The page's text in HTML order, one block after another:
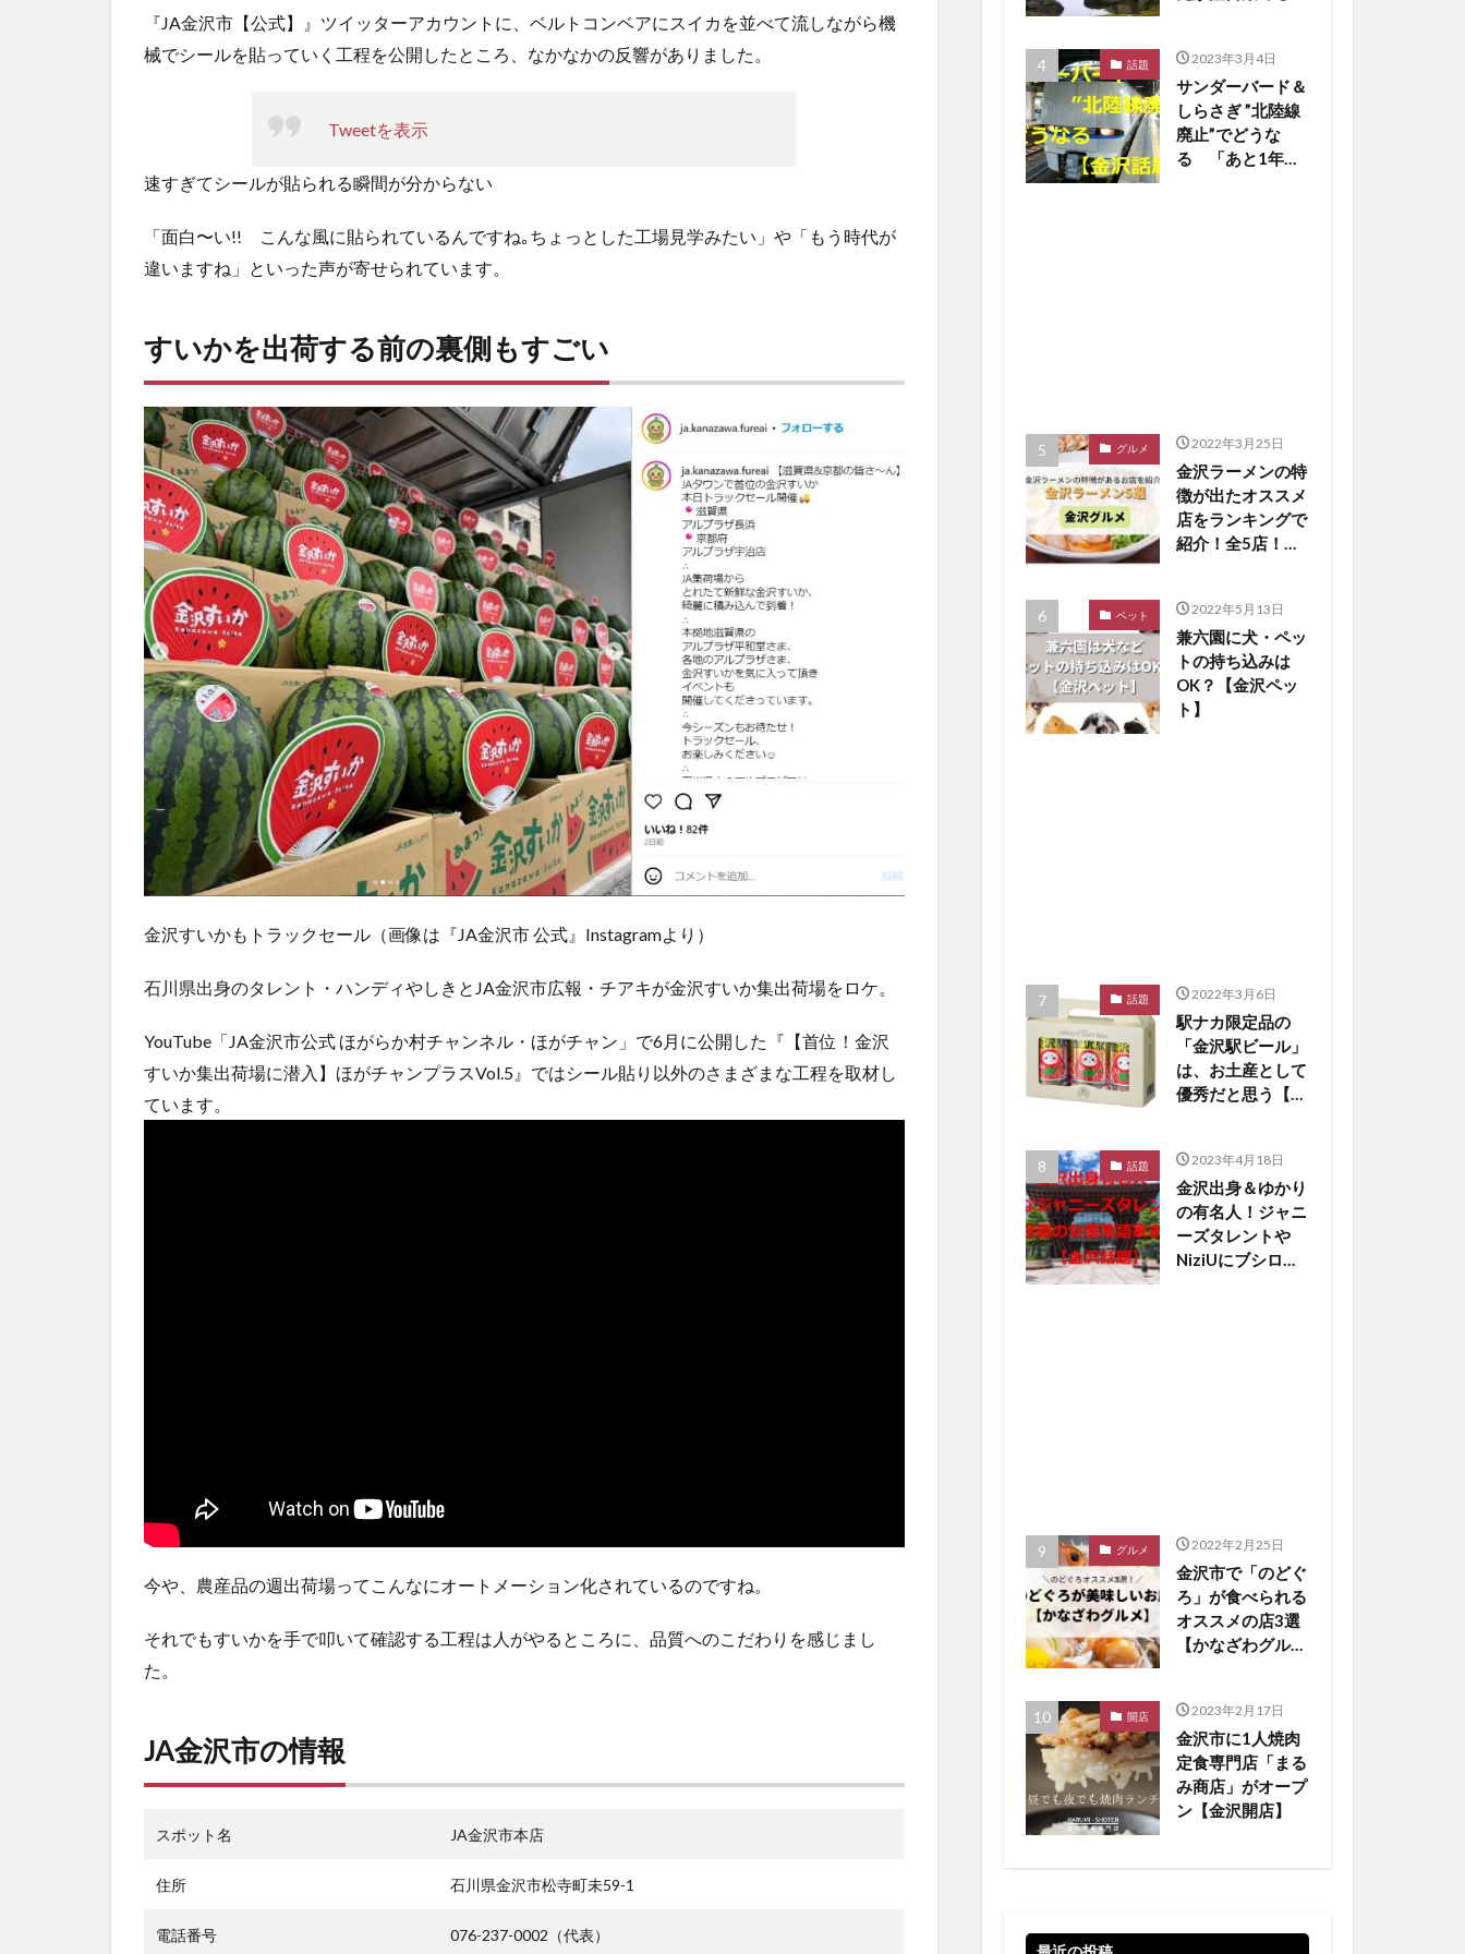
を
荷
裏
も
す
ご
JA
金
沢
市
の
情
報
『JA金沢市【公式】』ツイッターアカウントに、ベルトコンベアにスイカを並べて流しながら機
械でシールを貼っていく工程を公開したところ、なかなかの反響がありました。
Tweetを表示
速すぎてシールが貼られる瞬間が分からない
「面白〜い!! こんな風に貼られているんですね｡ちょっとした工場見学みたい」や「もう時代が
違いますね」といった声が寄せられています。
すいかを出荷する前の裏側もすごい
金沢すいかもトラックセール（画像は『JA金沢市 公式』Instagramより）
石川県出身のタレント・ハンディやしきとJA金沢市広報・チアキが金沢すいか集出荷場をロケ。
YouTube「JA金沢市公式 ほがらか村チャンネル・ほがチャン」で6月に公開した『【首位！金沢
すいか集出荷場に潜入】ほがチャンプラスVol.5』ではシール貼り以外のさまざまな工程を取材し
ています。
今や、農産品の週出荷場ってこんなにオートメーション化されているのですね。
それでもすいかを手で叩いて確認する工程は人がやるところに、品質へのこだわりを感じまし
た。
JA金沢市の情報
スポット名 JA金沢市本店
住所 石川県金沢市松寺町未59-1
電話番号 076-237-0002（代表）
話題 2023年3月4日
サンダーバード＆
しらさぎ ”北陸線
廃止”でどうな
る 「あと1年
グルメ 2022年3月25日
金沢ラーメンの特
徴が出たオススメ
店をランキングで
紹介！全5店！
ペット 2022年5月13日
兼六園に犬・ペッ
トの持ち込みは
OK？【金沢ペッ
ト】
話題 2022年3月6日
駅ナカ限定品の
「金沢駅ビール」
は、お土産として
優秀だと思う【か
話題 2023年4月18日
金沢出身＆ゆかり
の有名人！ジャニ
ーズタレントや
NiziUにブシロー
グルメ 2022年2月25日
金沢市で「のどぐ
ろ」が食べられる
オススメの店3選
【かなざわグルメ
開店 2023年2月17日
金沢市に1人焼肉
定食専門店「まる
み商店」がオープ
ン【金沢開店】